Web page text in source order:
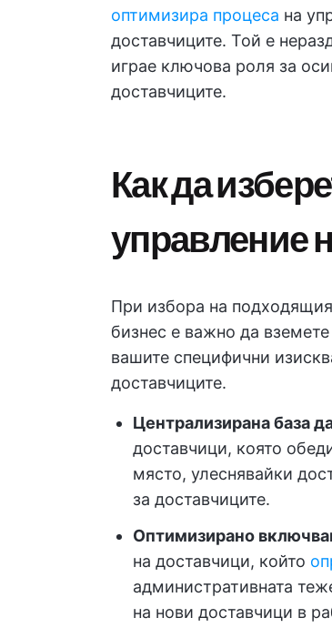
оптимизира процеса на
доставчиците. Той е
играе ключова роля за
доставчиците.
Как да
управление
При избора на
бизнес е важно да
вашите специфични
доставчиците.
Централизирана база
доставчици, която
място, улеснявайки
за доставчиците.
Оптимизирано
на доставчици, който
административната
на нови доставчици в